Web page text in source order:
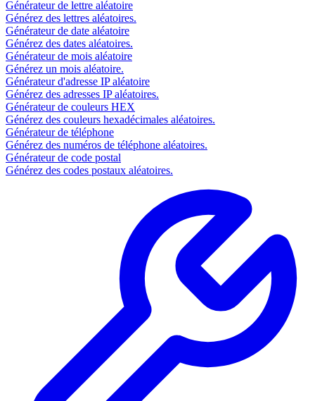
Générateur de lettre aléatoire
Générez des lettres aléatoires.
Générateur de date aléatoire
Générez des dates aléatoires.
Générateur de mois aléatoire
Générez un mois aléatoire.
Générateur d'adresse IP aléatoire
Générez des adresses IP aléatoires.
Générateur de couleurs HEX
Générez des couleurs hexadécimales aléatoires.
Générateur de téléphone
Générez des numéros de téléphone aléatoires.
Générateur de code postal
Générez des codes postaux aléatoires.